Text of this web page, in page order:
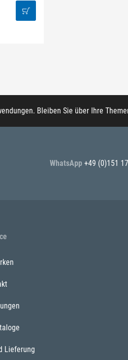
Bleiben Sie über Ihre
WhatsApp +49 (0)151
Lieferung